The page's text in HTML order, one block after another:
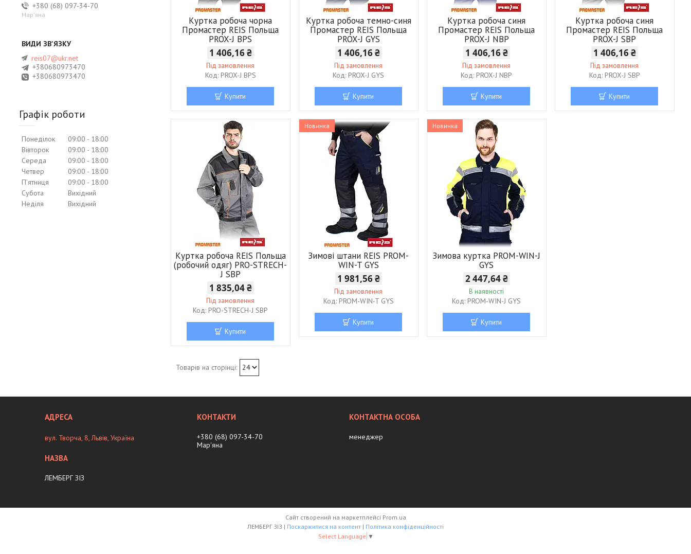
Куртка робоча чорна
Промастер REIS Польща
PROX-J BPS
1 406,16 ₴
Під замовлення
PROX-J BPS
Купити
Куртка робоча темно-синя
Промастер REIS Польща
PROX-J GYS
1 406,16 ₴
Під замовлення
PROX-J GYS
Купити
Куртка робоча синя
Промастер REIS Польща
PROX-J NBP
1 406,16 ₴
Під замовлення
PROX-J NBP
Купити
Куртка робоча синя
Промастер REIS Польща
PROX-J SBP
1 406,16 ₴
Під замовлення
PROX-J SBP
Купити
Куртка робоча REIS Польща
(робочий одяг) PRO-STRECH-
J SBP
1 835,04 ₴
Під замовлення
PRO-STRECH-J SBP
Купити
Новинка
Зимові штани REIS PROM-
WIN-T GYS
1 981,56 ₴
Під замовлення
PROM-WIN-T GYS
Купити
Новинка
Зимова куртка PROM-WIN-J
GYS
2 447,64 ₴
В наявності
PROM-WIN-J GYS
Купити
+380 (68) 097-34-70
Мар'яна
reis07@ukr.net
+380680973470
+380680973470
Графік роботи
Понеділок 09:00
18:00
Вівторок
09:00
18:00
Середа
09:00
18:00
Четвер
09:00
18:00
Пʼятниця
09:00
18:00
Субота
Вихідний
Неділя
Вихідний
вул. Творча, 8, Львів, Україна
ЛЕМБЕРГ ЗІЗ
+380 (68) 097-34-70
Мар'яна
менеджер
Сайт створений на маркетплейсі Prom.ua
ЛЕМБЕРГ ЗІЗ | Поскаржитися на контент | Політика конфіденційності
Select Language ▼